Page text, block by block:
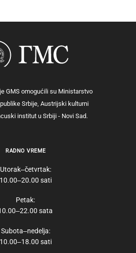
GMS omogućili su Ministarstvo
Srbije, Austrijski kulturni
institut u Srbiji - Novi Sad.
RADNO VREME
Utorak‒četvrtak:
10.00‒20.00 sati
Petak:
sata
Subota‒nedelja:
10.00‒18.00 sati